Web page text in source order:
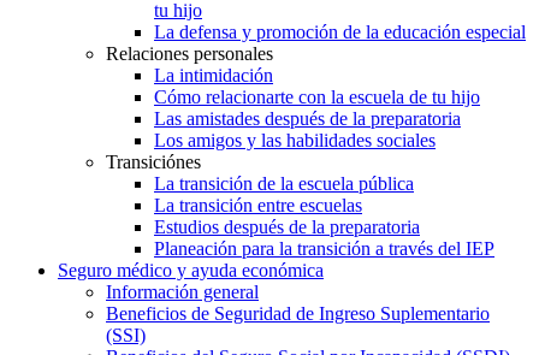
tu hijo
La defensa y promoción de la educación especial
Relaciones personales
La intimidación
Cómo relacionarte con la escuela de tu hijo
Las amistades después de la preparatoria
Los amigos y las habilidades sociales
Transiciónes
La transición de la escuela pública
La transición entre escuelas
Estudios después de la preparatoria
Planeación para la transición a través del IEP
Seguro médico y ayuda económica
Información general
Beneficios de Seguridad de Ingreso Suplementario
(SSI)